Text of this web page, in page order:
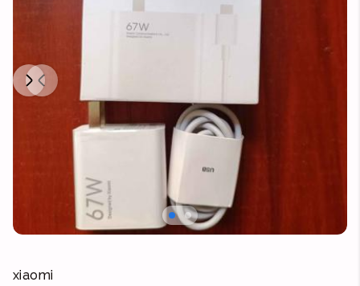
Previous
Next
xiaomi